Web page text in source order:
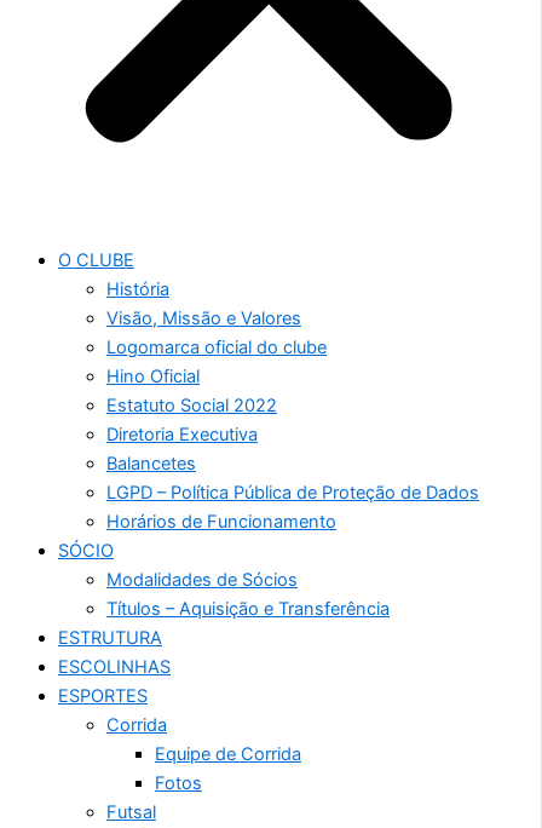
O CLUBE
História
Visão, Missão e Valores
Logomarca oficial do clube
Hino Oficial
Estatuto Social 2022
Diretoria Executiva
Balancetes
LGPD – Política Pública de Proteção de Dados
Horários de Funcionamento
SÓCIO
Modalidades de Sócios
Títulos – Aquisição e Transferência
ESTRUTURA
ESCOLINHAS
ESPORTES
Corrida
Equipe de Corrida
Fotos
Futsal